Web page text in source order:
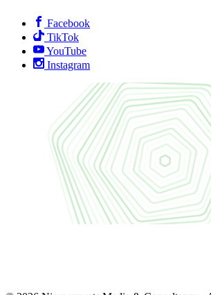
Facebook
TikTok
YouTube
Instagram